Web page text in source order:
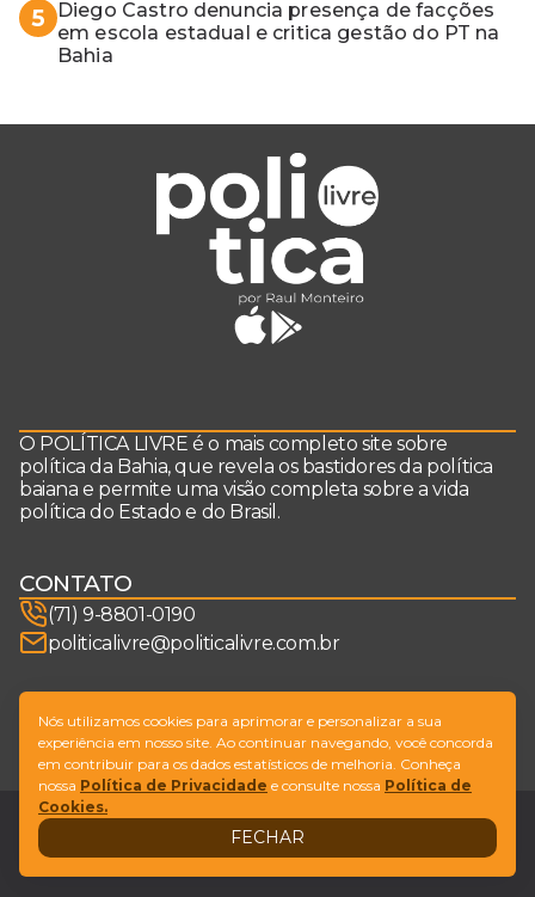
5
Diego Castro denuncia presença de facções
em escola estadual e critica gestão do PT na
Bahia
O POLÍTICA LIVRE é o mais completo site sobre
política da Bahia, que revela os bastidores da política
baiana e permite uma visão completa sobre a vida
política do Estado e do Brasil.
CONTATO
(71) 9-8801-0190
politicalivre@politicalivre.com.br
SIGA-NOS
© Copyright Política Livre. All Rights Reserved
Design by NVGO
LegalFale conosco
Nós utilizamos cookies para aprimorar e personalizar a sua
experiência em nosso site. Ao continuar navegando, você concorda
em contribuir para os dados estatísticos de melhoria. Conheça
nossa Política de Privacidade e consulte nossa Política de
Cookies.
FECHAR